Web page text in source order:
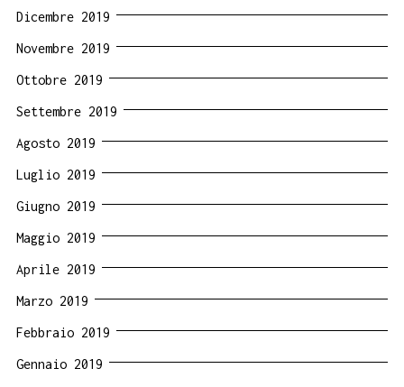
Dicembre 2019
Novembre 2019
Ottobre 2019
Settembre 2019
Agosto 2019
Luglio 2019
Giugno 2019
Maggio 2019
Aprile 2019
Marzo 2019
Febbraio 2019
Gennaio 2019